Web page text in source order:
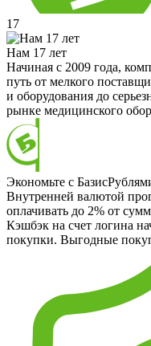
17
Нам 17 лет
Начиная с 2009 года,
путь от мелкого
и оборудования до
рынке медицинского
Экономьте с
Внутренней валютой
оплачивать до 2% от
Кэшбэк на счет логина
покупки. Выгодные